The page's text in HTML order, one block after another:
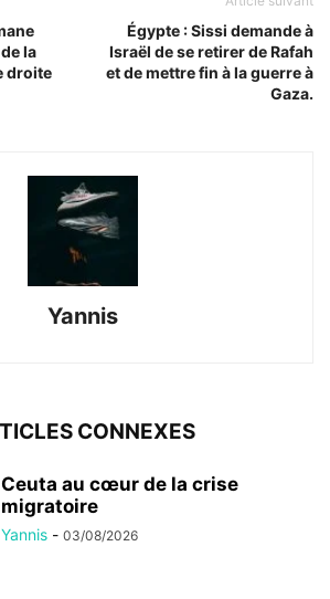
la
droite
Égypte : Sissi demande à
Israël de se retirer de Rafah
et de mettre fin à la guerre à
Gaza.
Yannis
CONNEXES
Ceuta au cœur de la crise
migratoire
Yannis - 03/08/2026